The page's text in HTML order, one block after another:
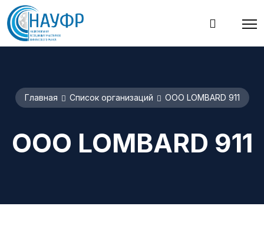
Главная Список организаций ООО LOMBARD 911
ООО LOMBARD 911